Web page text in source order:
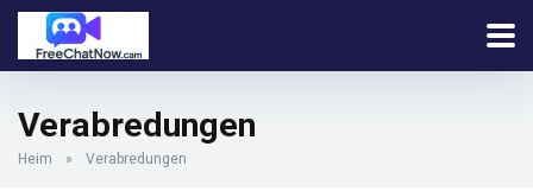
Verabredungen
Heim » Verabredungen